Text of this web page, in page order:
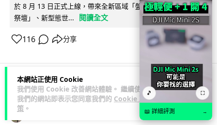
本網站正使用 Cookie
我們使用 Cookie 改善網站體驗。 繼續使用
我們的網站即表示您同意我們的 Cookie 政
策 。
於 8 月 13 日正式上線，帶來全新區域「盤蛇島」、地城「毒牙
祭壇」、新型態世...
閱讀全文
116 分享
科技娛樂 遊戲情報 🎵 ⛶
📖 詳細評測 →